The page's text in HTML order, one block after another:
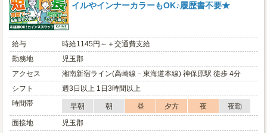
イルやインナーカラーもOK♪履歴書不要★
給与
時給1145円～＋交通費支給
勤務地
児玉郡
アクセス
湘南新宿ライン(高崎線－東海道本線) 神保原駅 徒歩 4分
シフト
週3日以上 1日3時間以上
時間帯
早朝 朝 昼 夕方 夜
夜勤
面接地
児玉郡